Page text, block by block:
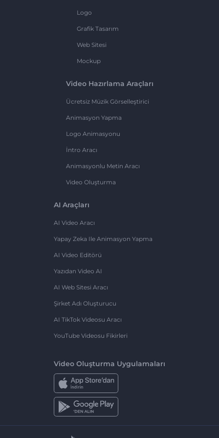
Logo
Grafik Tasarım
Web Sitesi
Mockup
Video Hazırlama Araçları
Ücretsiz Müzik Görselleştirici
Animasyon Yapma
Logo Animasyonu
İntro Aracı
Animasyonlu Metin Aracı
Video Oluşturma
AI Araçları
AI Video Aracı
Yapay Zeka Ile Animasyon Yapma
AI Video Editörü
Yazıdan Video AI
AI Web Sitesi Aracı
Şirket Adı Oluşturucu
AI TikTok Videosu Aracı
YouTube Videosu Fikirleri
Video Oluşturma Uygulamaları